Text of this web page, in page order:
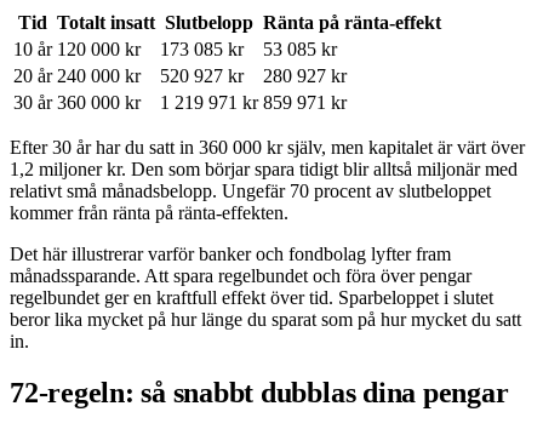
Tid Totalt insatt Slutbelopp Ränta på ränta-effekt
10 år 120 000 kr 173 085 kr
53 085 kr
20 år 240 000 kr 520 927 kr
280 927 kr
30 år 360 000 kr 1 219 971 kr 859 971 kr
Efter 30 år har du satt in 360 000 kr själv, men kapitalet är värt över
1,2 miljoner kr. Den som börjar spara tidigt blir alltså miljonär med
relativt små månadsbelopp. Ungefär 70 procent av slutbeloppet
kommer från ränta på ränta-effekten.
Det här illustrerar varför banker och fondbolag lyfter fram
månadssparande. Att spara regelbundet och föra över pengar
regelbundet ger en kraftfull effekt över tid. Sparbeloppet i slutet
beror lika mycket på hur länge du sparat som på hur mycket du satt
in.
72-regeln: så snabbt dubblas dina pengar